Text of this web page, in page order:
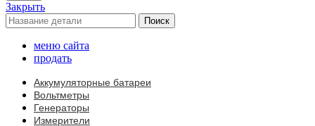
Закрыть
Поиск
меню сайта
продать
Аккумуляторные батареи
Вольтметры
Генераторы
Измерители